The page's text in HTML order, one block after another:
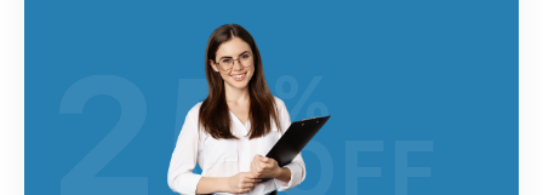
25%
OFF